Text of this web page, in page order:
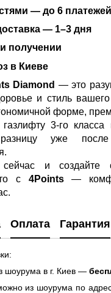
— до 6 платежей
— 1–3 дня
получении
в Киеве
Diamond — это
и стиль
форме,
3-го класса
уже
сейчас и создайте
с 4Points—
Оплата Гарантия
шоурума в г. Киев —
из шоурума по